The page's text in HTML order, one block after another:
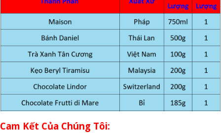
Cam Kết Của Chúng Tôi: